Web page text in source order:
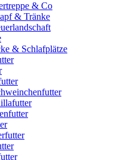
& Co
& Tränke
& Schlafplätze